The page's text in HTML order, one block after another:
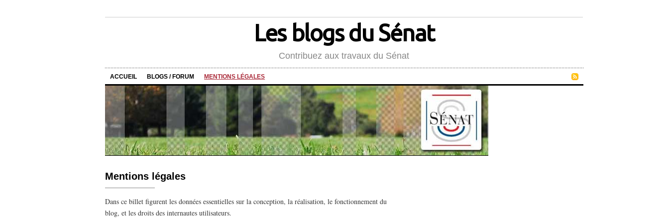
Les blogs du Sénat
Contribuez aux travaux du Sénat
ACCUEIL BLOGS / FORUM MENTIONS LÉGALES
Mentions légales
Dans ce billet figurent les données essentielles sur la conception, la réalisation, le fonctionnement du
blog, et les droits des internautes utilisateurs.